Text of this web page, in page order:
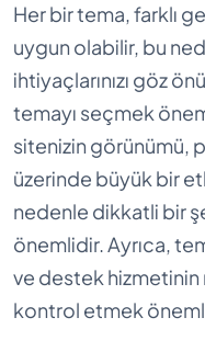
Her bir tema, farklı
uygun olabilir, bu
ihtiyaçlarınızı göz
temayı seçmek
sitenizin görünümü,
üzerinde büyük bir
nedenle dikkatli bir
önemlidir. Ayrıca,
ve destek hizmetinin
kontrol etmek